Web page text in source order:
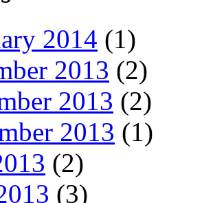
2014 (1)
2013 (2)
2013 (2)
2013 (1)
(2)
(3)